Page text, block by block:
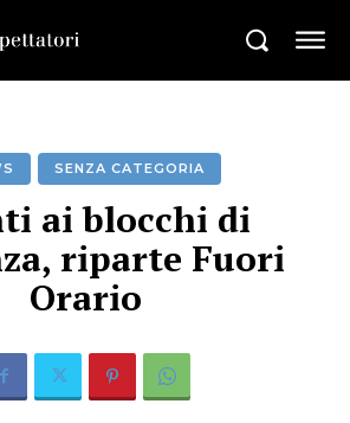
SENZA CATEGORIA
ai blocchi di
riparte Fuori
Orario